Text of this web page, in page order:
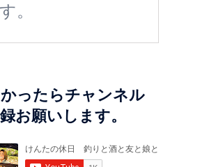
す。
ったらチャンネル
お願いします。